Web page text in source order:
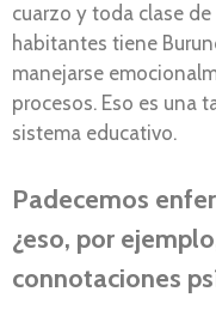
cuarzo y toda clase
habitantes tiene
manejarse
procesos. Eso es una
sistema educativo.
Padecemos
¿eso, por
connotaciones